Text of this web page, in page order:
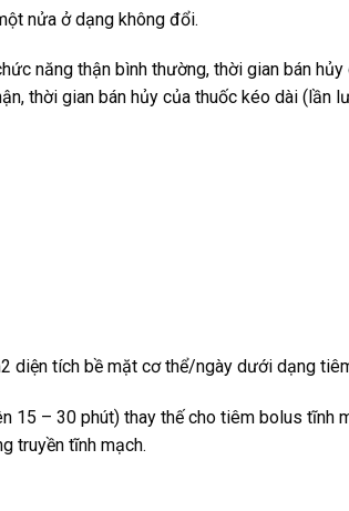
nửa ở dạng không đổi.
năng thận bình thường, thời gian bán
thời gian bán hủy của thuốc kéo dài (lần
tích bề mặt cơ thể/ngày dưới dạng
– 30 phút) thay thế cho tiêm bolus tĩnh
truyền tĩnh mạch.